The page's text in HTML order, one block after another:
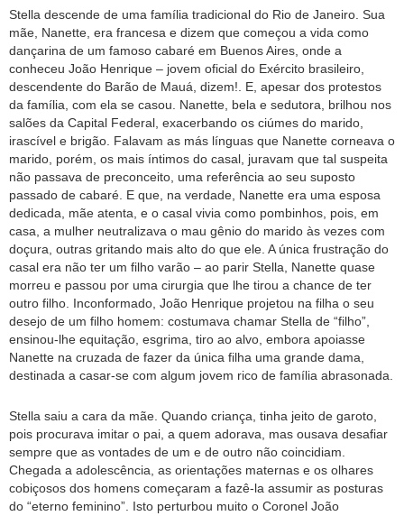
Stella descende de uma família tradicional do Rio de Janeiro. Sua
mãe, Nanette, era francesa e dizem que começou a vida como
dançarina de um famoso cabaré em Buenos Aires, onde a
conheceu João Henrique – jovem oficial do Exército brasileiro,
descendente do Barão de Mauá, dizem!. E, apesar dos protestos
da família, com ela se casou. Nanette, bela e sedutora, brilhou nos
salões da Capital Federal, exacerbando os ciúmes do marido,
irascível e brigão. Falavam as más línguas que Nanette corneava o
marido, porém, os mais íntimos do casal, juravam que tal suspeita
não passava de preconceito, uma referência ao seu suposto
passado de cabaré. E que, na verdade, Nanette era uma esposa
dedicada, mãe atenta, e o casal vivia como pombinhos, pois, em
casa, a mulher neutralizava o mau gênio do marido às vezes com
doçura, outras gritando mais alto do que ele. A única frustração do
casal era não ter um filho varão – ao parir Stella, Nanette quase
morreu e passou por uma cirurgia que lhe tirou a chance de ter
outro filho. Inconformado, João Henrique projetou na filha o seu
desejo de um filho homem: costumava chamar Stella de “filho”,
ensinou-lhe equitação, esgrima, tiro ao alvo, embora apoiasse
Nanette na cruzada de fazer da única filha uma grande dama,
destinada a casar-se com algum jovem rico de família abrasonada.
Stella saiu a cara da mãe. Quando criança, tinha jeito de garoto,
pois procurava imitar o pai, a quem adorava, mas ousava desafiar
sempre que as vontades de um e de outro não coincidiam.
Chegada a adolescência, as orientações maternas e os olhares
cobiçosos dos homens começaram a fazê-la assumir as posturas
do “eterno feminino”. Isto perturbou muito o Coronel João